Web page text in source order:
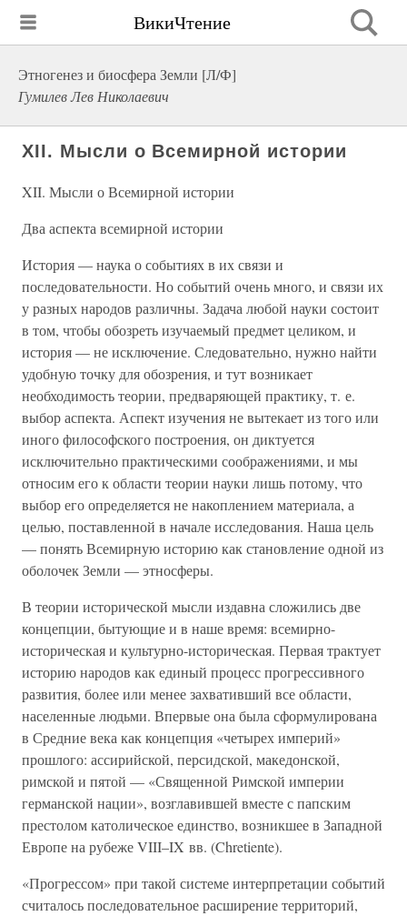
ВикиЧтение
Этногенез и биосфера Земли [Л/Ф]
Гумилев Лев Николаевич
XII. Мысли о Всемирной истории
XII. Мысли о Всемирной истории
Два аспекта всемирной истории
История — наука о событиях в их связи и
последовательности. Но событий очень много, и связи их
у разных народов различны. Задача любой науки состоит
в том, чтобы обозреть изучаемый предмет целиком, и
история — не исключение. Следовательно, нужно найти
удобную точку для обозрения, и тут возникает
необходимость теории, предваряющей практику, т. е.
выбор аспекта. Аспект изучения не вытекает из того или
иного философского построения, он диктуется
исключительно практическими соображениями, и мы
относим его к области теории науки лишь потому, что
выбор его определяется не накоплением материала, а
целью, поставленной в начале исследования. Наша цель
— понять Всемирную историю как становление одной из
оболочек Земли — этносферы.
В теории исторической мысли издавна сложились две
концепции, бытующие и в наше время: всемирно-
историческая и культурно-историческая. Первая трактует
историю народов как единый процесс прогрессивного
развития, более или менее захвативший все области,
населенные людьми. Впервые она была сформулирована
в Средние века как концепция «четырех империй»
прошлого: ассирийской, персидской, македонской,
римской и пятой — «Священной Римской империи
германской нации», возглавившей вместе с папским
престолом католическое единство, возникшее в Западной
Европе на рубеже VIII–IX вв. (Chretiente).
«Прогрессом» при такой системе интерпретации событий
считалось последовательное расширение территорий,